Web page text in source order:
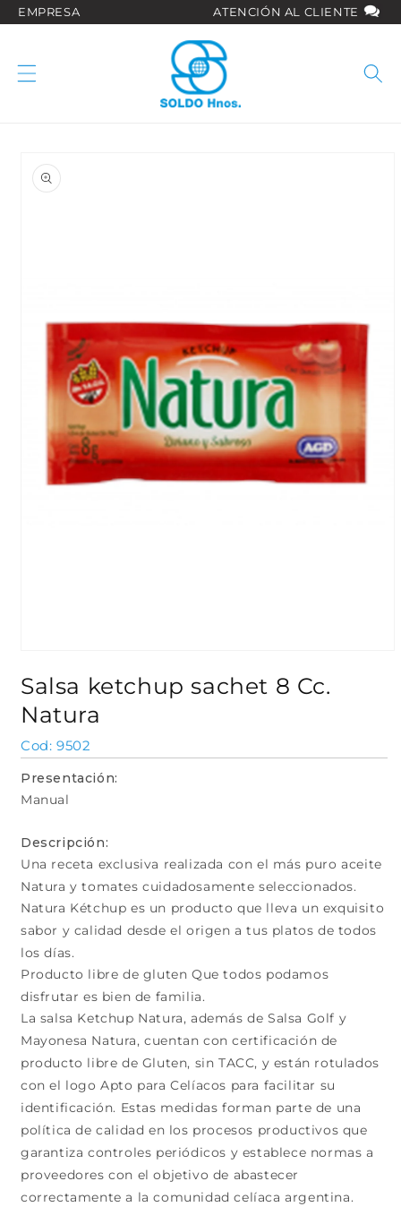
directamente
EMPRESA ATENCIÓN AL CLIENTE
información
multimedia
1
en
una
modal
Salsa ketchup sachet 8 Cc.
Natura
SKU:
9502
Presentación:
Manual
Descripción:
Una receta exclusiva realizada con el más puro aceite
Natura y tomates cuidadosamente seleccionados.
Natura Kétchup es un producto que lleva un exquisito
sabor y calidad desde el origen a tus platos de todos
los días.
Producto libre de gluten Que todos podamos
disfrutar es bien de familia.
La salsa Ketchup Natura, además de Salsa Golf y
Mayonesa Natura, cuentan con certificación de
producto libre de Gluten, sin TACC, y están rotulados
con el logo Apto para Celíacos para facilitar su
identificación. Estas medidas forman parte de una
política de calidad en los procesos productivos que
garantiza controles periódicos y establece normas a
proveedores con el objetivo de abastecer
correctamente a la comunidad celíaca argentina.